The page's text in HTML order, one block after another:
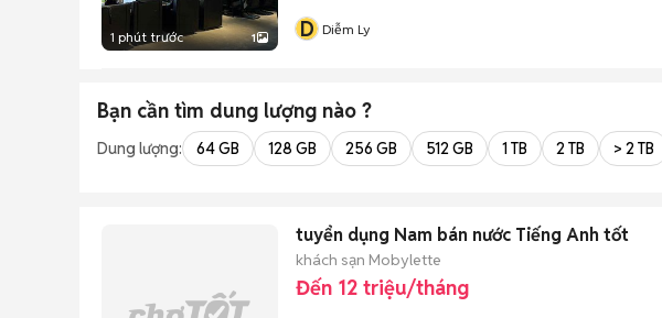
1 phút trước 1 D Diễm Ly
Bạn cần tìm dung lượng nào ?
Dung lượng: 64 GB 128 GB 256 GB 512 GB 1 TB 2 TB > 2 TB
tuyển dụng Nam bán nước Tiếng Anh tốt
khách sạn Mobylette
Đến 12 triệu/tháng